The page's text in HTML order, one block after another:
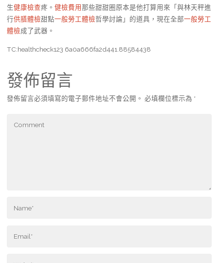
生健康檢查疼。 健檢費用那些甜甜圈原本是他打算用來「與林天秤進
行供膳體檢甜點一般勞工體檢哲學討論」的道具，現在全部一般勞工
體檢成了武器。
TC:healthcheck123 6a0a666fa2d441.88584438
發佈留言
發佈留言必須填寫的電子郵件地址不會公開。 必填欄位標示為 *